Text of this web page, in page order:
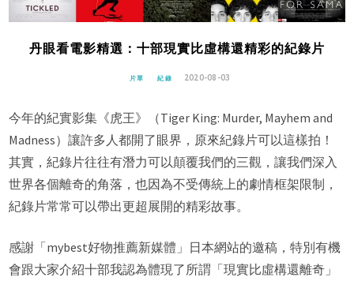
丹眼看電影精選：十部現實比虛構還精彩的紀錄片
片單 紀錄 2020-08-03
今年的紀實影集《虎王》（Tiger King: Murder, Mayhem and
Madness）讓許多人都開了眼界，原來紀錄片可以這樣拍！
其實，紀錄片往往有潛力可以顛覆我們的三觀，讓我們深入
世界各個離奇的角落，也因為不受傳統上的劇情框架限制，
紀錄片常常可以帶出更超展開的精彩故事。
感謝「mybest好物推薦新媒體」日本網站的邀稿，特別有機
會跟大家介紹十部我認為體現了所謂「現實比虛構還離奇」